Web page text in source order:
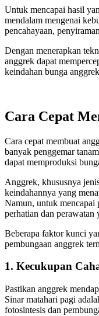
Untuk mencapai hasil
mendalam mengenai
pencahayaan,
Dengan menerapkan
anggrek dapat
keindahan bunga
Cara Cepat
Cara cepat membuat
banyak penggemar
dapat memproduksi
Anggrek, khususnya
keindahannya yang
Namun, untuk mencapai
perhatian dan perawatan
Beberapa faktor kunci
pembungaan anggrek
1. Kecukupan
Pastikan anggrek
Sinar matahari pagi
fotosintesis dan